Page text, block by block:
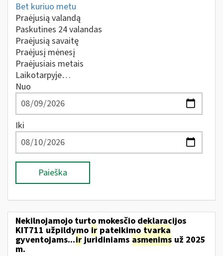
Bet kuriuo metu
Praėjusią valandą
Paskutines 24 valandas
Praėjusią savaitę
Praėjusį mėnesį
Praėjusiais metais
Laikotarpyje…
Nuo
Iki
Paieška
Nekilnojamojo turto mokesčio deklaracijos
KIT711 užpildymo ir pateikimo tvarka
gyventojams...irjuridiniams asmenims už 2025
m.